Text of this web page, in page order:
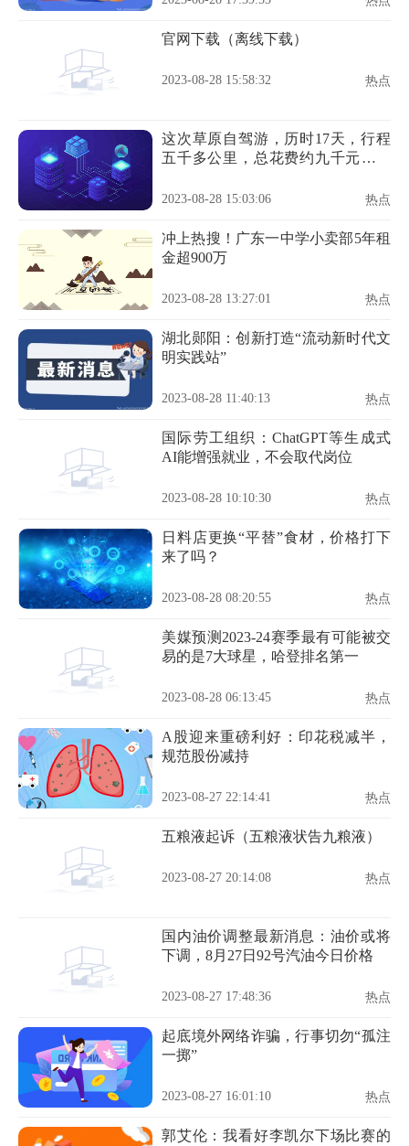
官网下载（离线下载）
2023-08-28 15:58:32 热点
这次草原自驾游，历时17天，行程
五千多公里，总花费约九千元，平
2023-08-28 15:03:06 热点
冲上热搜！广东一中学小卖部5年租
金超900万
2023-08-28 13:27:01 热点
湖北郧阳：创新打造“流动新时代文
明实践站”
2023-08-28 11:40:13 热点
国际劳工组织：ChatGPT等生成式
AI能增强就业，不会取代岗位
2023-08-28 10:10:30 热点
日料店更换“平替”食材，价格打下
来了吗？
2023-08-28 08:20:55 热点
美媒预测2023-24赛季最有可能被交
易的是7大球星，哈登排名第一
2023-08-28 06:13:45 热点
A股迎来重磅利好：印花税减半，
规范股份减持
2023-08-27 22:14:41 热点
五粮液起诉（五粮液状告九粮液）
2023-08-27 20:14:08 热点
国内油价调整最新消息：油价或将
下调，8月27日92号汽油今日价格
2023-08-27 17:48:36 热点
起底境外网络诈骗，行事切勿“孤注
一掷”
2023-08-27 16:01:10 热点
郭艾伦：我看好李凯尔下场比赛的